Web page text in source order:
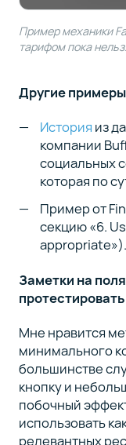
Пример механики
тарифом пока
Другие примеры
История из
компании
социальных
которая по
Пример от
секцию «6.
appropriate»).
Заметки на
Мне нравится
минимального
большинстве
кнопку и
побочный
использовать
релевантных